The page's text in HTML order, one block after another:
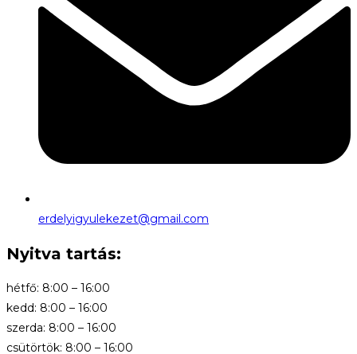
erdelyigyulekezet@gmail.com
Nyitva tartás:
hétfő: 8:00 – 16:00
kedd: 8:00 – 16:00
szerda: 8:00 – 16:00
csütörtök: 8:00 – 16:00